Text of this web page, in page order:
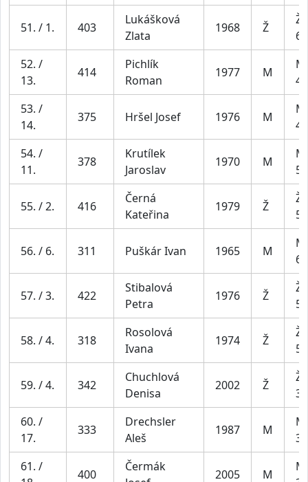
51. / 1. 403
Lukášková
Zlata
1968 Ž
52. /
13.
414
Pichlík
Roman
1977 M
53. /
14.
375 Hršel Josef 1976 M
54. /
11.
378
Krutílek
Jaroslav
1970 M
55. / 2. 416
Černá
Kateřina
1979 Ž
56. / 6. 311 Puškár Ivan 1965 M
57. / 3. 422
Stibalová
Petra
1976 Ž
58. / 4. 318
Rosolová
Ivana
1974 Ž
59. / 4. 342
Chuchlová
Denisa
2002 Ž
60. /
17.
333
Drechsler
Aleš
1987 M
61. /
400
Čermák
2005 M